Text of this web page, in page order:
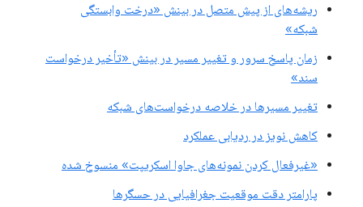
ریشه‌های از پیش متصل در بینش «درخت وابستگی
شبکه»
زمان پاسخ سرور و تغییر مسیر در بینش «تأخیر درخواست
سند»
تغییر مسیرها در خلاصه درخواست‌های شبکه
کاهش نویز در ردیابی عملکرد
«غیرفعال کردن نمونه‌های جاوا اسکریپت» منسوخ شده
پارامتر دقت موقعیت جغرافیایی در حسگرها